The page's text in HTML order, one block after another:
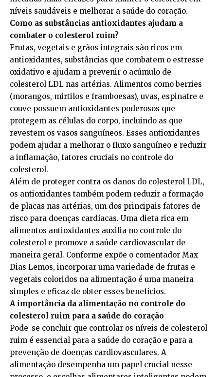
níveis saudáveis e melhorar a saúde do coração.
Como as substâncias antioxidantes ajudam a
combater o colesterol ruim?
Frutas, vegetais e grãos integrais são ricos em
antioxidantes, substâncias que combatem o estresse
oxidativo e ajudam a prevenir o acúmulo de
colesterol LDL nas artérias. Alimentos como berries
(morangos, mirtilos e framboesas), uvas, espinafre e
couve possuem antioxidantes poderosos que
protegem as células do corpo, incluindo as que
revestem os vasos sanguíneos. Esses antioxidantes
podem ajudar a melhorar o fluxo sanguíneo e reduzir
a inflamação, fatores cruciais no controle do
colesterol.
Além de proteger contra os danos do colesterol LDL,
os antioxidantes também podem reduzir a formação
de placas nas artérias, um dos principais fatores de
risco para doenças cardíacas. Uma dieta rica em
alimentos antioxidantes auxilia no controle do
colesterol e promove a saúde cardiovascular de
maneira geral. Conforme expõe o comentador Max
Dias Lemos, incorporar uma variedade de frutas e
vegetais coloridos na alimentação é uma maneira
simples e eficaz de obter esses benefícios.
A importância da alimentação no controle do
colesterol ruim para a saúde do coração
Pode-se concluir que controlar os níveis de colesterol
ruim é essencial para a saúde do coração e para a
prevenção de doenças cardiovasculares. A
alimentação desempenha um papel crucial nesse